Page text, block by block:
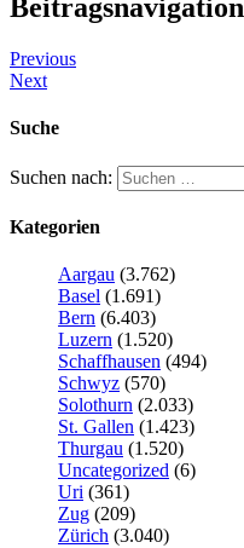
Beitragsnavigation
Previous
Next
Suche
Suchen nach:
Kategorien
Aargau (3.762)
Basel (1.691)
Bern (6.403)
Luzern (1.520)
Schaffhausen (494)
Schwyz (570)
Solothurn (2.033)
St. Gallen (1.423)
Thurgau (1.520)
Uncategorized (6)
Uri (361)
Zug (209)
Zürich (3.040)